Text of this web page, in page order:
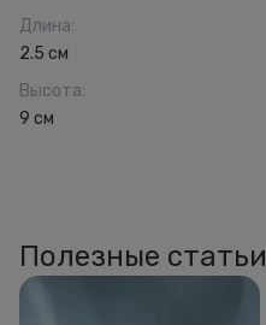
Длина:
2.5 см
Высота:
9 см
Полезные статьи